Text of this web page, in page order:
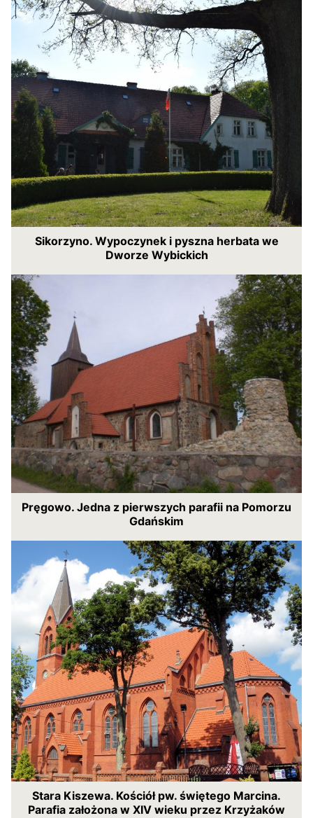
Sikorzyno. Wypoczynek i pyszna herbata we
Dworze Wybickich
Pręgowo. Jedna z pierwszych parafii na Pomorzu
Gdańskim
Stara Kiszewa. Kościół pw. świętego Marcina.
Parafia założona w XIV wieku przez Krzyżaków